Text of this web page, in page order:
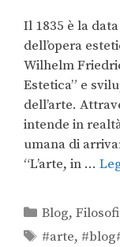
Il 1835 è la
dell’opera
Wilhelm
Estetica” e
dell’arte.
intende in
umana di
“L’arte, in …
Blog,
#arte,